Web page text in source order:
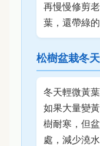
再慢慢修剪
葉，還帶綠的
松樹盆栽冬
冬天輕微黃
如果大量變
樹耐寒，但
處，減少澆